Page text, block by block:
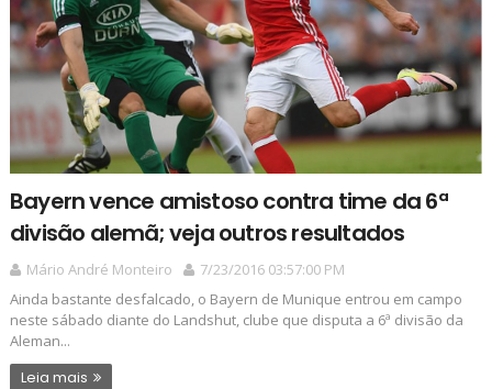
Bayern vence amistoso contra time da 6ª
divisão alemã; veja outros resultados
Mário André Monteiro
7/23/2016 03:57:00 PM
Ainda bastante desfalcado, o Bayern de Munique entrou em campo
neste sábado diante do Landshut, clube que disputa a 6ª divisão da
Aleman...
Leia mais